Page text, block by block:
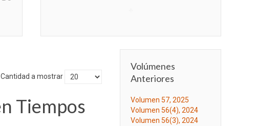
Cantidad a mostrar
Tiempos
Volúmenes
Anteriores
Volumen 57, 2025
Volumen 56(4), 2024
Volumen 56(3), 2024